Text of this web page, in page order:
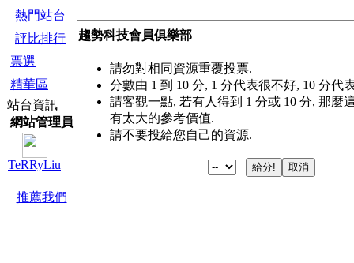
熱門站台
評比排行
票選
精華區
站台資訊
網站管理員
TeRRyLiu
推薦我們
趨勢科技會員俱樂部
請勿對相同資源重覆投票.
分數由 1 到 10 分, 1 分代表很不好, 10 分代
請客觀一點, 若有人得到 1 分或 10 分, 那麼
有太大的參考價值.
請不要投給您自己的資源.